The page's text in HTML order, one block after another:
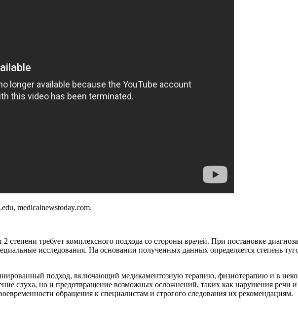
medicalnewstoday.com.
2 степени требует комплексного подхода со стороны врачей. При постановке
исследования. На основании полученных данных определяется степень
подход, включающий медикаментозную терапию, физиотерапию и в
слуха, но и предотвращение возможных осложнений, таких как нарушения речи
обращения к специалистам и строгого следования их рекомендациям.